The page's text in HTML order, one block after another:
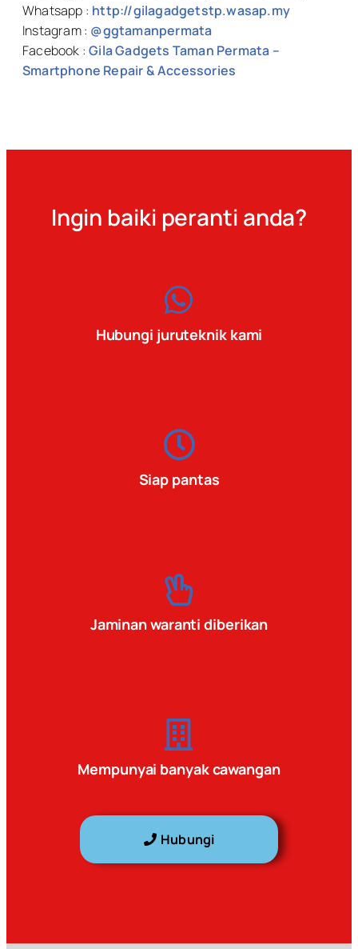
Whatsapp : http://gilagadgetstp.wasap.my
Instagram : @ggtamanpermata
Facebook :Gila Gadgets Taman Permata –
Smartphone Repair & Accessories
Ingin baiki peranti anda?
Hubungi juruteknik kami
Siap pantas
Jaminan waranti diberikan
Mempunyai banyak cawangan
Hubungi